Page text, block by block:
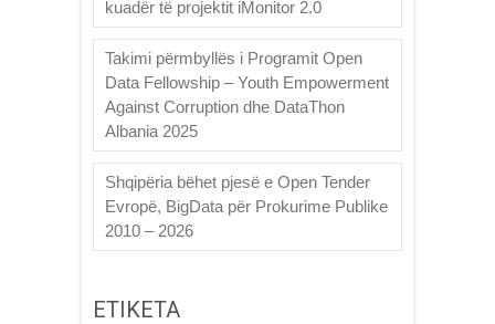
kuadër të projektit iMonitor 2.0
Takimi përmbyllës i Programit Open
Data Fellowship – Youth Empowerment
Against Corruption dhe DataThon
Albania 2025
Shqipëria bëhet pjesë e Open Tender
Evropë, BigData për Prokurime Publike
2010 – 2026
ETIKETA